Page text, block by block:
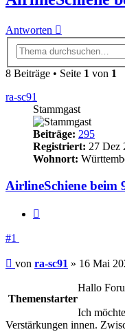
Antworten
8 Beiträge • Seite 1 von 1
ra-sc91
Stammgast
Beiträge: 295
Registriert: 27 Dez
Wohnort:
AirlineSchiene beim
#1
Beitrag
von ra-sc91 » 16 Mai
Themenstarter
Hallo
Ich
Verstärkungen innen.